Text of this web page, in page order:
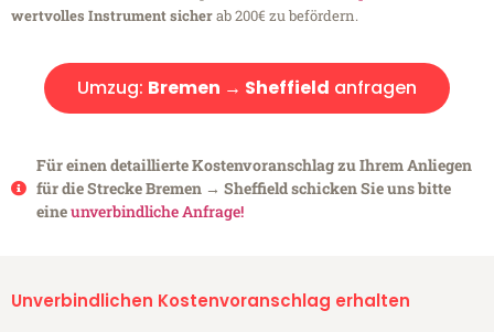
wertvolles Instrument sicherab 200€ zu befördern.
Umzug: Bremen → Sheffield anfragen
Für einen detaillierte Kostenvoranschlag zu Ihrem Anliegen
für die Strecke Bremen → Sheffield schicken Sie uns bitte
eineunverbindliche Anfrage!
Unverbindlichen Kostenvoranschlag erhalten